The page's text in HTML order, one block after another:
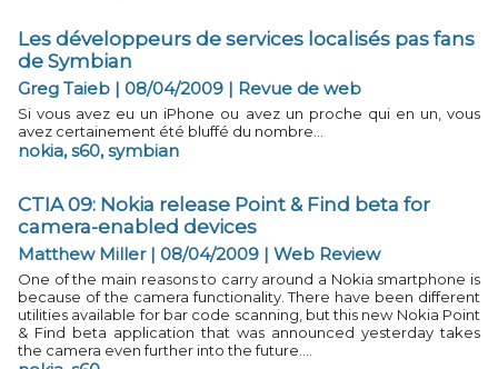
Les développeurs de services localisés pas fans
de Symbian
Greg Taieb | 08/04/2009 | Revue de web
Si vous avez eu un iPhone ou avez un proche qui en un, vous
avez certainement été bluffé du nombre...
nokia,s60,symbian
CTIA 09: Nokia release Point & Find beta for
camera-enabled devices
Matthew Miller | 08/04/2009 | Web Review
One of the main reasons to carry around a Nokia smartphone is
because of the camera functionality. There have been different
utilities available for bar code scanning, but this new Nokia Point
& Find beta application that was announced yesterday takes
the camera even further into the future....